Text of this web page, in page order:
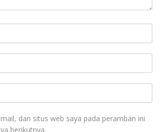
dan situs web saya pada peramban ini
berikutnya.